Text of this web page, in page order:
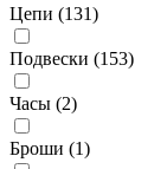
Цепи (131)
Подвески (153)
Часы (2)
Броши (1)